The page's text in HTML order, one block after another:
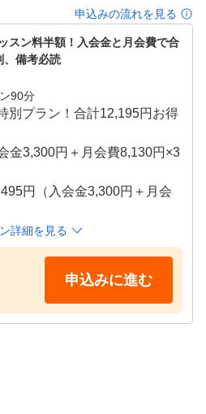
申込みの流れを見る
スン料半額！入会金と月会費で合
備考必読
90分
別プラン！合計12,195円お得
金3,300円＋月会費8,130円×3
円（入会金3,300円＋月会
ー・レンジを使ってデータ
きます。
詳細を見る
申込みに進む